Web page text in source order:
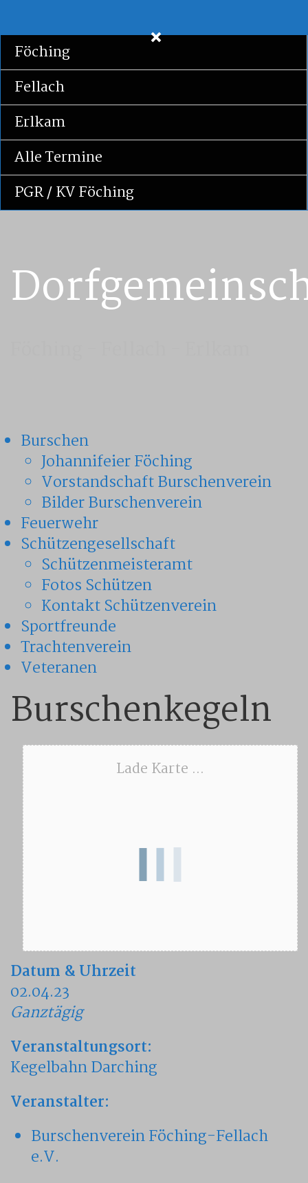
Zum
Inhalt
springen
Föching
Fellach
Erlkam
Alle Termine
PGR / KV Föching
Burschen
Johannifeier Föching
Vorstandschaft Burschenverein
Bilder Burschenverein
Feuerwehr
Schützengesellschaft
Schützenmeisteramt
Fotos Schützen
Kontakt Schützenverein
Sportfreunde
Trachtenverein
Veteranen
Burschenkegeln
Lade Karte ...
Datum & Uhrzeit
02.04.23
Ganztägig
Veranstaltungsort:
Kegelbahn Darching
Veranstalter:
Burschenverein Föching-Fellach
e.V.